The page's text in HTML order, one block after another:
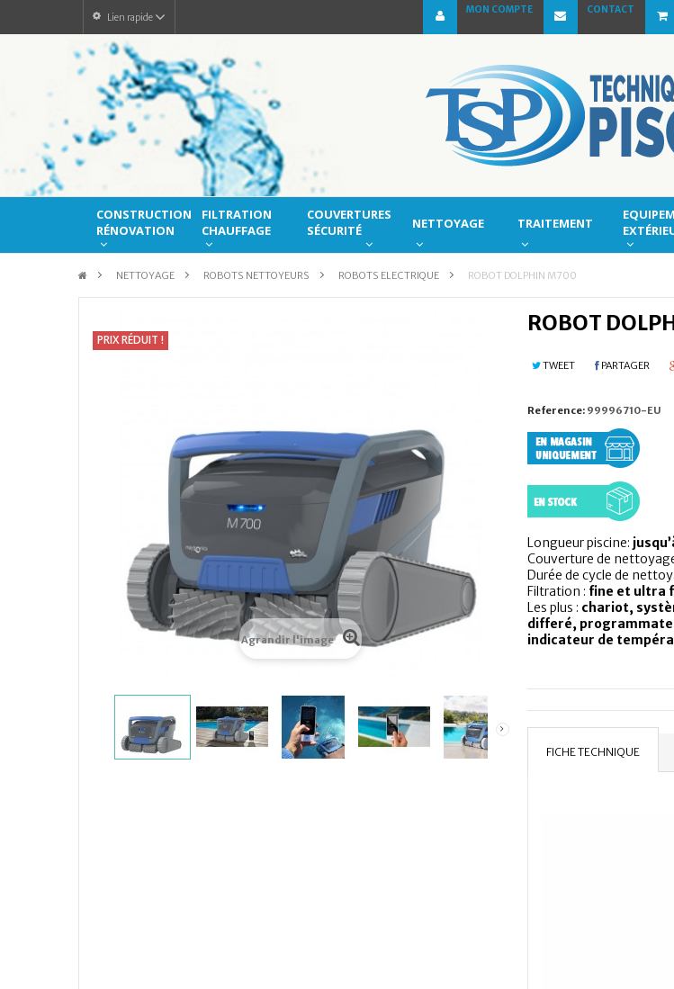
MON COMPTE CONTACT
Lien rapide
CONSTRUCTION
RÉNOVATION
FILTRATION
CHAUFFAGE
COUVERTURES
SÉCURITÉ
NETTOYAGE TRAITEMENT
> NETTOYAGE > ROBOTS NETTOYEURS > ROBOTS ELECTRIQUE > ROBOT DOLPHIN M700
PRIX RÉDUIT !
Agrandir l'image
ROBOT
TWEET PARTAGER
Reference: 99996710-EU
Longueur piscine:
Couverture de
Durée de cycle de
Filtration : fine et ultra
Les plus : chariot,
differé,
indicateur de
FICHE TECHNIQUE